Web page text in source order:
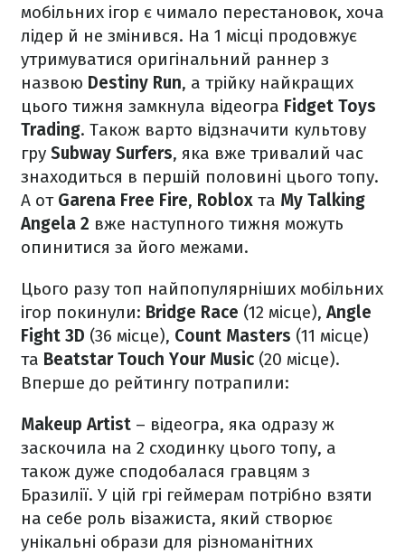
мобільних ігор є чимало перестановок, хоча
лідер й не змінився. На 1 місці продовжує
утримуватися оригінальний раннер з
назвою Destiny Run, а трійку найкращих
цього тижня замкнула відеогра Fidget Toys
Trading. Також варто відзначити культову
гру Subway Surfers, яка вже тривалий час
знаходиться в першій половині цього топу.
А от Garena Free Fire, Roblox та My Talking
Angela 2 вже наступного тижня можуть
опинитися за його межами.
Цього разу топ найпопулярніших мобільних
ігор покинули: Bridge Race (12 місце), Angle
Fight 3D (36 місце), Count Masters ​ (11 місце)
та Beatstar Touch Your Music (20 місце).
Вперше до рейтингу потрапили:
Makeup Artist – відеогра, яка одразу ж
заскочила на 2 сходинку цього топу, а
також дуже сподобалася гравцям з
Бразилії. У цій грі геймерам потрібно взяти
на себе роль візажиста, який створює
унікальні образи для різноманітних